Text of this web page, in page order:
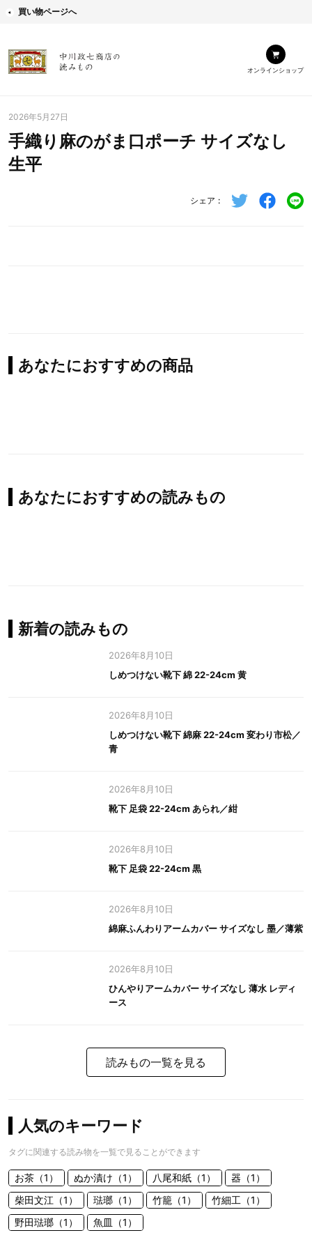
買い物ページへ
オンラインショップ
2026年5月27日
手織り麻のがま口ポーチ サイズなし
生平
シェア
あなたにおすすめの商品
あなたにおすすめの読みもの
新着の読みもの
2026年8月10日
しめつけない靴下 綿 22-24cm 黄
2026年8月10日
しめつけない靴下 綿麻 22-24cm 変わり市松／
青
2026年8月10日
靴下 足袋 22-24cm あられ／紺
2026年8月10日
靴下 足袋 22-24cm 黒
2026年8月10日
綿麻ふんわりアームカバー サイズなし 墨／薄紫
2026年8月10日
ひんやりアームカバー サイズなし 薄水 レディ
ース
読みもの一覧を見る
人気のキーワード
タグに関連する読み物を一覧で見ることができます
お茶（1） ぬか漬け（1） 八尾和紙（1）
器（1）
柴田文江（1）
琺瑯（1） 竹籠（1）
竹細工（1）
野田琺瑯（1）
魚皿（1）